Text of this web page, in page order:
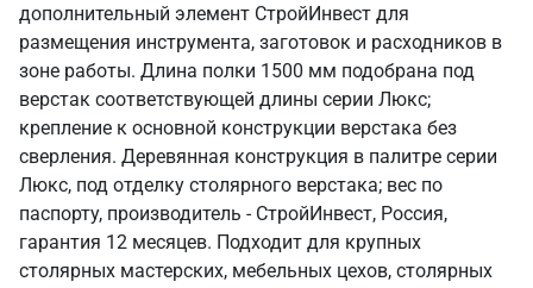
дополнительный элемент СтройИнвест для
размещения инструмента, заготовок и расходников в
зоне работы. Длина полки 1500 мм подобрана под
верстак соответствующей длины серии Люкс;
крепление к основной конструкции верстака без
сверления. Деревянная конструкция в палитре серии
Люкс, под отделку столярного верстака; вес по
паспорту, производитель - СтройИнвест, Россия,
гарантия 12 месяцев. Подходит для крупных
столярных мастерских, мебельных цехов, столярных